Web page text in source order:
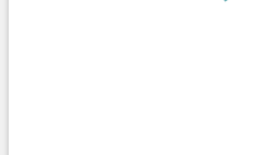
La « Stranahan House » avec son